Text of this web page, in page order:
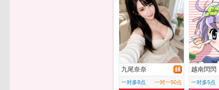
九尾奈奈
一对多8点 一对一50点
越南閃閃
一对多5点